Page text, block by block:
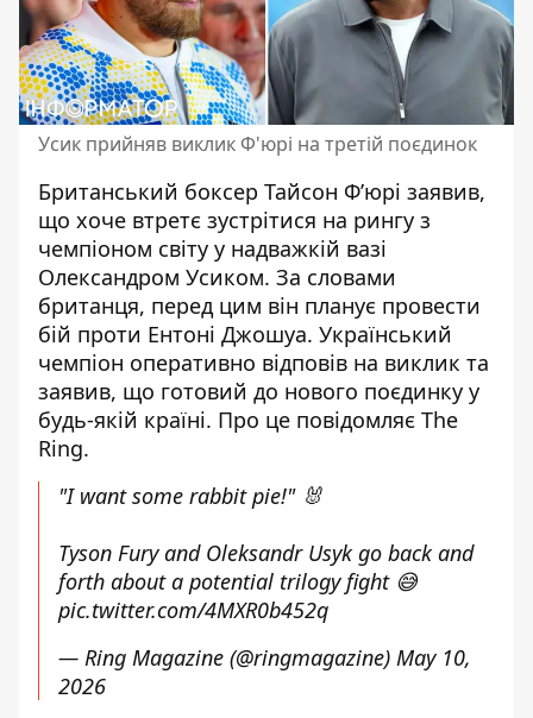
Усик прийняв виклик Ф'юрі на третій поєдинок
Британський боксер Тайсон Ф’юрі заявив,
що хоче втретє зустрітися на рингу з
чемпіоном світу у надважкій вазі
Олександром Усиком. За словами
британця, перед цим він планує провести
бій проти Ентоні Джошуа. Український
чемпіон оперативно відповів на виклик та
заявив, що готовий до нового поєдинку у
будь-якій країні. Про це повідомляє The
Ring.
"I want some rabbit pie!" 🐰
Tyson Fury and Oleksandr Usyk go back and
forth about a potential trilogy fight 😅
pic.twitter.com/4MXR0b452q
— Ring Magazine (@ringmagazine) May 10,
2026